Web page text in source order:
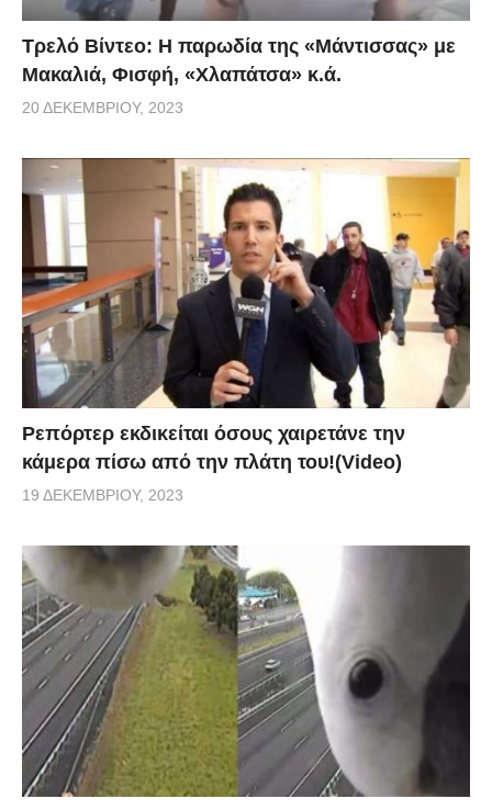
Τρελό Βίντεο: H παρωδία της «Μάντισσας» με
Μακαλιά, Φισφή, «Χλαπάτσα» κ.ά.
20 ΔΕΚΕΜΒΡΊΟΥ, 2023
Ρεπόρτερ εκδικείται όσους χαιρετάνε την
κάμερα πίσω από την πλάτη του!(Video)
19 ΔΕΚΕΜΒΡΊΟΥ, 2023